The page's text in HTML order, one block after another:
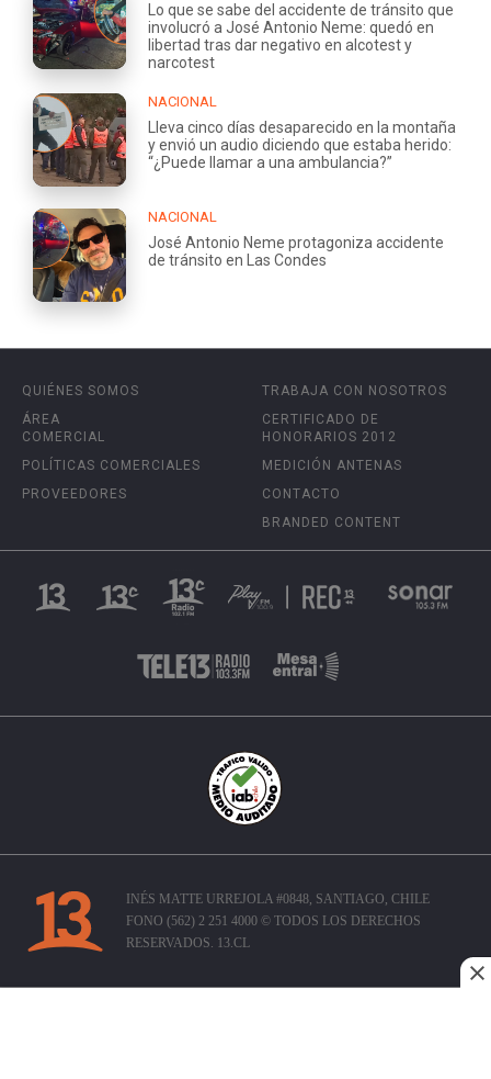
Lo que se sabe del accidente de tránsito que
involucró a José Antonio Neme: quedó en
libertad tras dar negativo en alcotest y
narcotest
NACIONAL
Lleva cinco días desaparecido en la montaña
y envió un audio diciendo que estaba herido:
“¿Puede llamar a una ambulancia?”
NACIONAL
José Antonio Neme protagoniza accidente
de tránsito en Las Condes
QUIÉNES SOMOS
ÁREA
COMERCIAL
POLÍTICAS COMERCIALES
PROVEEDORES
TRABAJA CON NOSOTROS
CERTIFICADO DE
HONORARIOS 2012
MEDICIÓN ANTENAS
CONTACTO
BRANDED CONTENT
INÉS MATTE URREJOLA #0848, SANTIAGO, CHILE
FONO (562) 2 251 4000 © TODOS LOS DERECHOS
RESERVADOS. 13.CL